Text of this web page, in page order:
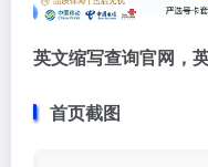
英文缩写查询官网，
首页截图